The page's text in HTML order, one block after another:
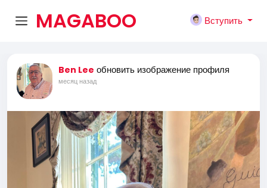
MAGABOO
K
Вступить
Ben Lee обновить изображение профиля
месяц назад